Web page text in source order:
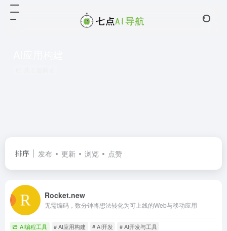
排序 发布 更新 浏览 点赞
Rocket.new
无需编码，数分钟将想法转化为可上线的Web与移动应用
AI编程工具 # AI应用构建 # AI开发 # AI开发与工具